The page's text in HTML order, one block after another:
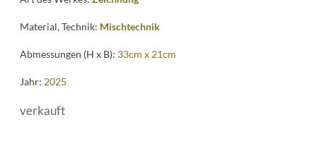
Material, Technik: Mischtechnik
Abmessungen (H x B): 33cm x 21cm
Jahr: 2025
verkauft